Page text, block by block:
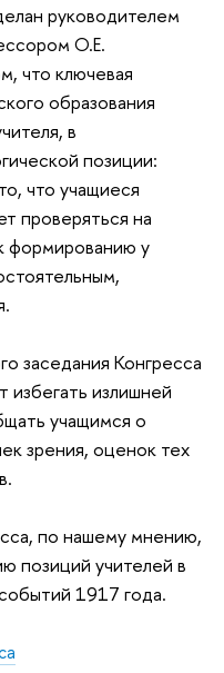
руководителем
О.Е.
что ключевая
образования
в
позиции:
что учащиеся
проверяться на
формированию у
заседания Конгресса
избегать излишней
учащимся о
зрения, оценок тех
по нашему мнению,
позиций учителей в
1917 года.